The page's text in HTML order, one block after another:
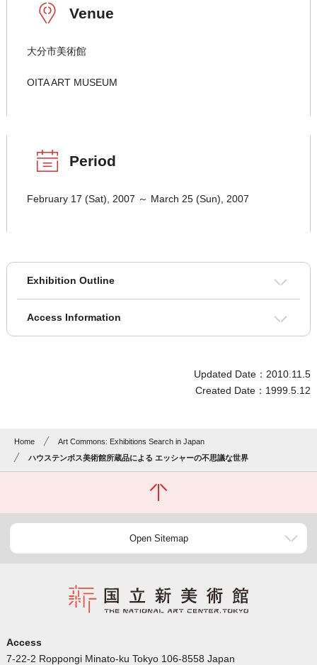
Venue
大分市美術館
OITA ART MUSEUM
Period
February 17 (Sat), 2007 ～ March 25 (Sun), 2007
Exhibition Outline
Access Information
Updated Date：2010.11.5
Created Date：1999.5.12
Home
Art Commons: Exhibitions Search in Japan
ハウステンボス美術館所蔵品による エッシャーの不思議な世界
Open Sitemap
Access
7-22-2 Roppongi Minato-ku Tokyo 106-8558 Japan